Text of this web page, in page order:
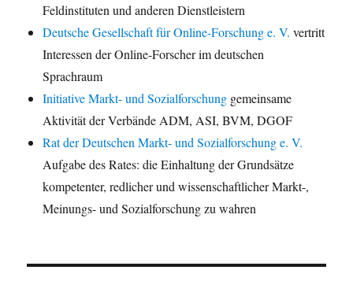
Feldinstituten und anderen Dienstleistern
Deutsche Gesellschaft für Online-Forschung e. V. vertritt
Interessen der Online-Forscher im deutschen
Sprachraum
Initiative Markt- und Sozialforschung gemeinsame
Aktivität der Verbände ADM, ASI, BVM, DGOF
Rat der Deutschen Markt- und Sozialforschung e. V.
Aufgabe des Rates: die Einhaltung der Grundsätze
kompetenter, redlicher und wissenschaftlicher Markt-,
Meinungs- und Sozialforschung zu wahren